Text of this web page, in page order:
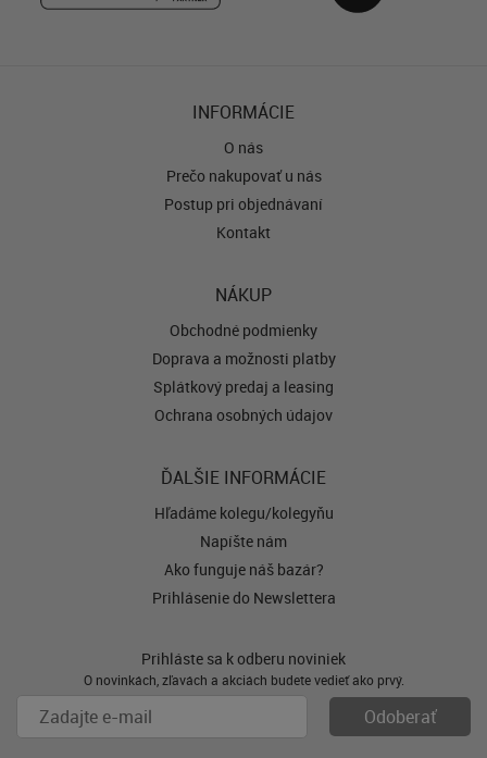
INFORMÁCIE
O nás
Prečo nakupovať u nás
Postup pri objednávaní
Kontakt
NÁKUP
Obchodné podmienky
Doprava a možnosti platby
Splátkový predaj a leasing
Ochrana osobných údajov
ĎALŠIE INFORMÁCIE
Hľadáme kolegu/kolegyňu
Napíšte nám
Ako funguje náš bazár?
Prihlásenie do Newslettera
Prihláste sa k odberu noviniek
O novinkách, zľavách a akciách budete vedieť ako prvý.